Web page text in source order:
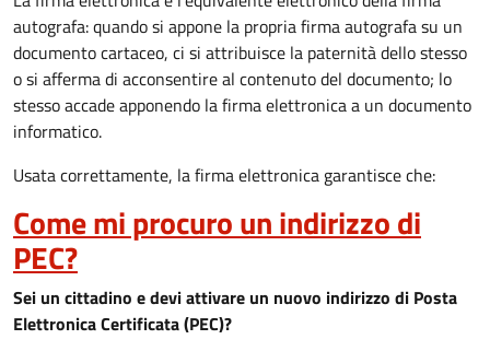
autografa: quando si appone la propria firma autografa su un
documento cartaceo, ci si attribuisce la paternità dello stesso
o si afferma di acconsentire al contenuto del documento; lo
stesso accade apponendo la firma elettronica a un documento
informatico.
Usata correttamente, la firma elettronica garantisce che:
Come mi procuro un indirizzo di
PEC?
Sei un cittadino e devi attivare un nuovo indirizzo di Posta
Elettronica Certificata (PEC)?